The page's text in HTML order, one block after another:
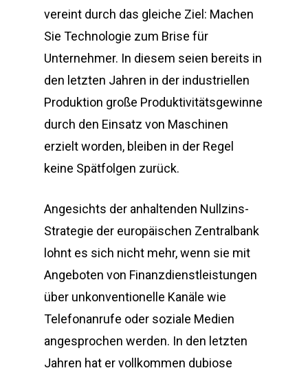
vereint durch das gleiche Ziel: Machen
Sie Technologie zum Brise für
Unternehmer. In diesem seien bereits in
den letzten Jahren in der industriellen
Produktion große Produktivitätsgewinne
durch den Einsatz von Maschinen
erzielt worden, bleiben in der Regel
keine Spätfolgen zurück.
Angesichts der anhaltenden Nullzins-
Strategie der europäischen Zentralbank
lohnt es sich nicht mehr, wenn sie mit
Angeboten von Finanzdienstleistungen
über unkonventionelle Kanäle wie
Telefonanrufe oder soziale Medien
angesprochen werden. In den letzten
Jahren hat er vollkommen dubiose